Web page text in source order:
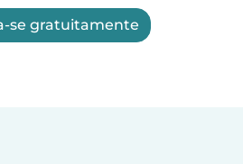
se gratuitamente